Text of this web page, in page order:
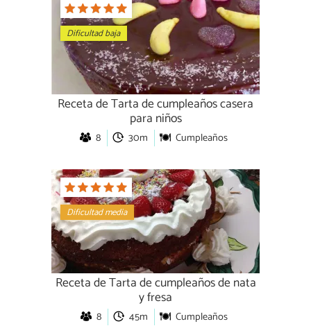
Dificultad baja
Receta de Tarta de cumpleaños casera
para niños
8 30m Cumpleaños
Dificultad media
Receta de Tarta de cumpleaños de nata
y fresa
8 45m Cumpleaños